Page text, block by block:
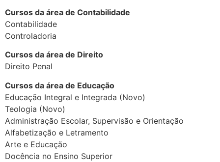
Cursos da área de Contabilidade
Contabilidade
Controladoria
Cursos da área de Direito
Direito Penal
Cursos da área de Educação
Educação Integral e Integrada (Novo)
Teologia (Novo)
Administração Escolar, Supervisão e Orientação
Alfabetização e Letramento
Arte e Educação
Docência no Ensino Superior